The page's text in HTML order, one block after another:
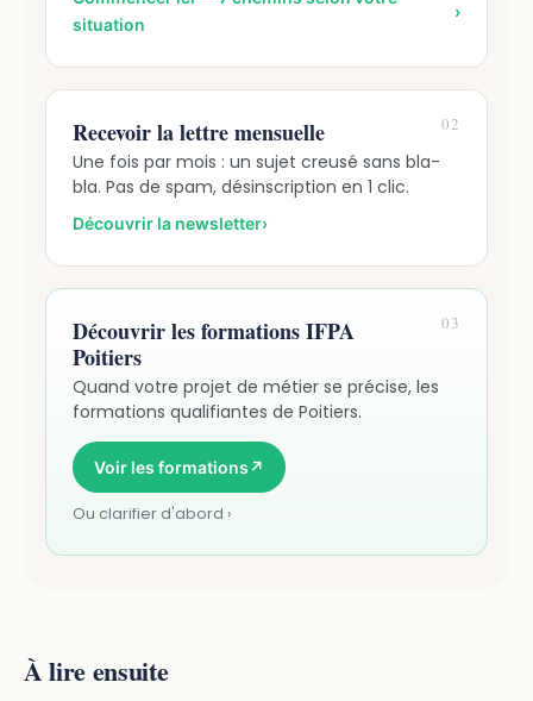
situation
›
02
Recevoir la lettre mensuelle
Une fois par mois : un sujet creusé sans bla-
bla. Pas de spam, désinscription en 1 clic.
Découvrir la newsletter›
03
Découvrir les formations IFPA
Poitiers
Quand votre projet de métier se précise, les
formations qualifiantes de Poitiers.
Voir les formations ↗
Ou clarifier d'abord ›
À lire ensuite